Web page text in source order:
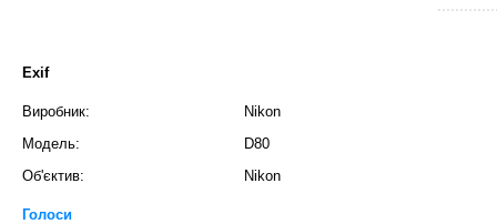
Exif
Виробник:
Nikon
Модель:
D80
Об'єктив:
Nikon
Голоси